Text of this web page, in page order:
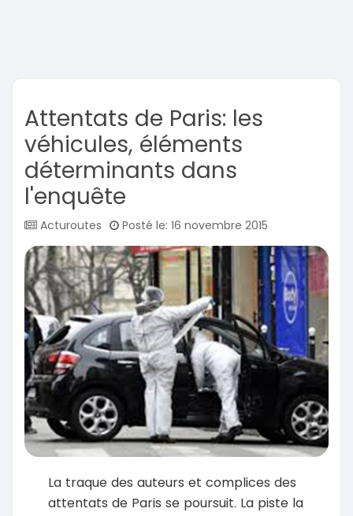
Attentats de Paris: les
véhicules, éléments
déterminants dans
l'enquête
Acturoutes Posté le: 16 novembre 2015
La traque des auteurs et complices des
attentats de Paris se poursuit. La piste la